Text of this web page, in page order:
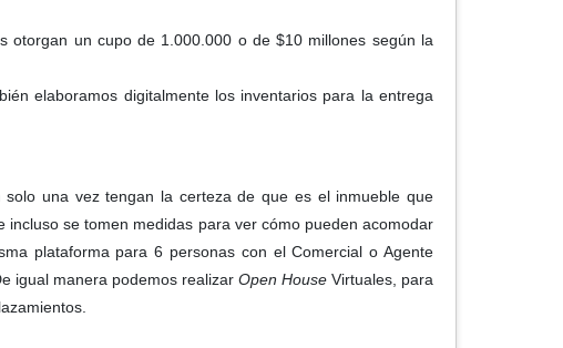
otorgan un cupo de 1.000.000 o de $10 millones según la
elaboramos digitalmente los inventarios para la entrega
una vez tengan la certeza de que es el inmueble que
se tomen medidas para ver cómo pueden acomodar
plataforma para 6 personas con el Comercial o Agente
igual manera podemos realizar Open House Virtuales, para